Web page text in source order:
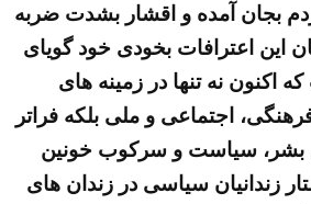
بجان آمده و اقشار بشدت ضربه
این اعترافات بخودی خود گویای
اکنون نه تنها در زمینه های
اجتماعی و ملی بلکه فراتر
بشر، سیاست و سرکوب خونین
زندانیان سیاسی در زندان های